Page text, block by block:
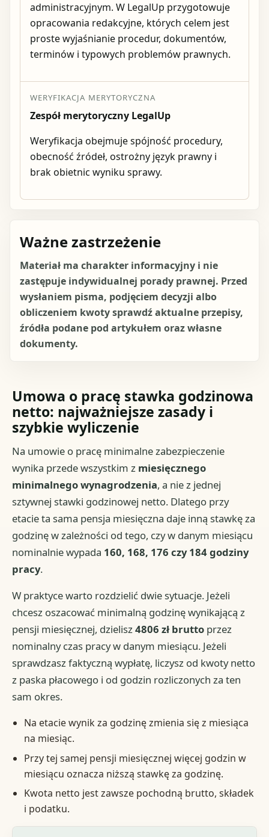
administracyjnym. W LegalUp przygotowuje
opracowania redakcyjne, których celem jest
proste wyjaśnianie procedur, dokumentów,
terminów i typowych problemów prawnych.
WERYFIKACJA MERYTORYCZNA
Zespół merytoryczny LegalUp
Weryfikacja obejmuje spójność procedury,
obecność źródeł, ostrożny język prawny i
brak obietnic wyniku sprawy.
Ważne zastrzeżenie
Materiał ma charakter informacyjny i nie
zastępuje indywidualnej porady prawnej. Przed
wysłaniem pisma, podjęciem decyzji albo
obliczeniem kwoty sprawdź aktualne przepisy,
źródła podane pod artykułem oraz własne
dokumenty.
Umowa o pracę stawka godzinowa
netto: najważniejsze zasady i
szybkie wyliczenie
Na umowie o pracę minimalne zabezpieczenie
wynika przede wszystkim z miesięcznego
minimalnego wynagrodzenia, a nie z jednej
sztywnej stawki godzinowej netto. Dlatego przy
etacie ta sama pensja miesięczna daje inną stawkę za
godzinę w zależności od tego, czy w danym miesiącu
nominalnie wypada 160, 168, 176 czy 184 godziny
pracy.
W praktyce warto rozdzielić dwie sytuacje. Jeżeli
chcesz oszacować minimalną godzinę wynikającą z
pensji miesięcznej, dzielisz4806 zł brutto przez
nominalny czas pracy w danym miesiącu. Jeżeli
sprawdzasz faktyczną wypłatę, liczysz od kwoty netto
z paska płacowego i od godzin rozliczonych za ten
sam okres.
Na etacie wynik za godzinę zmienia się z miesiąca
na miesiąc.
Przy tej samej pensji miesięcznej więcej godzin w
miesiącu oznacza niższą stawkę za godzinę.
Kwota netto jest zawsze pochodną brutto, składek
i podatku.